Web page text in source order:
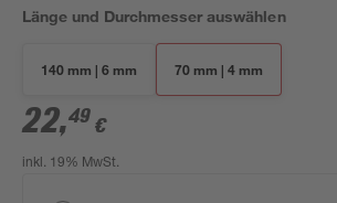
Länge und Durchmesser auswählen
140 mm | 6 mm 70 mm | 4 mm
22,49 €
inkl. 19% MwSt.